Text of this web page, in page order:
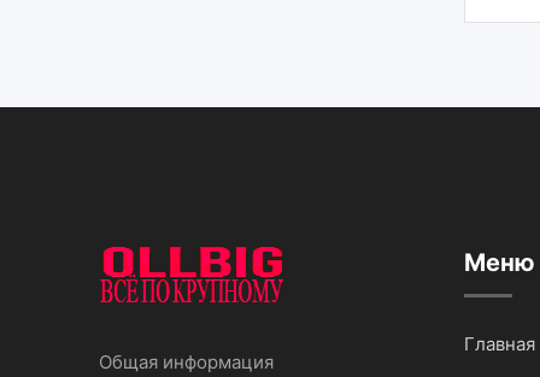
Общая информация
Меню
Главная